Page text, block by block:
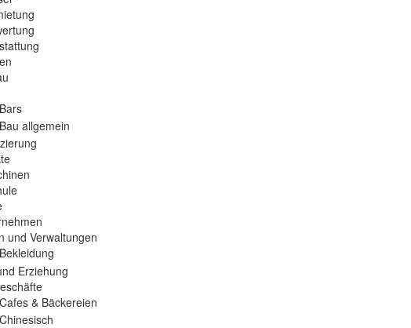
Bars
Bau allgemein
und Verwaltungen
Bekleidung
Erziehung
Cafes & Bäckereien
Chinesisch